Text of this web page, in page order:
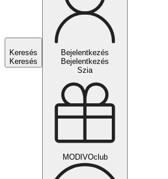
Keresés
Keresés
Bejelentkezés
Bejelentkezés
Szia
MODIVOclub